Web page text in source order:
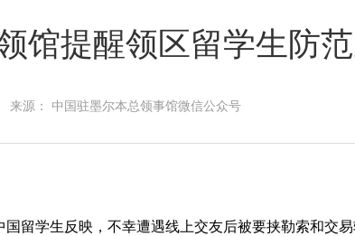
更多数据
馆提醒领区留学生防
来源： 中国驻墨尔本总领事馆微信公众号
学生反映，不幸遭遇线上交友后被要挟勒索和交